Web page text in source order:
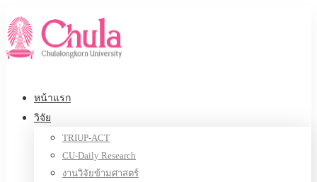
หน้าแรก
วิจัย
TRIUP-ACT
CU-Daily Research
งานวิจัยข้ามศาสตร์